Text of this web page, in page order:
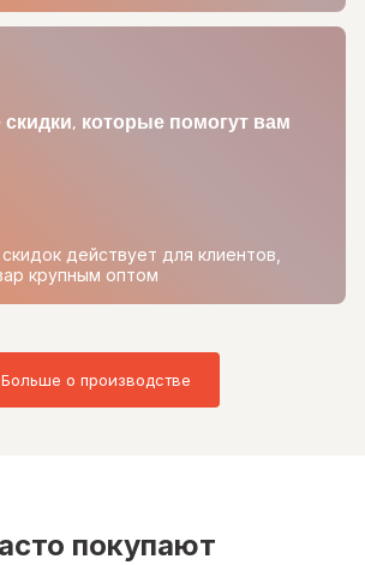
которые помогут вам
действует для клиентов,
крупным оптом
Больше о производстве
покупают